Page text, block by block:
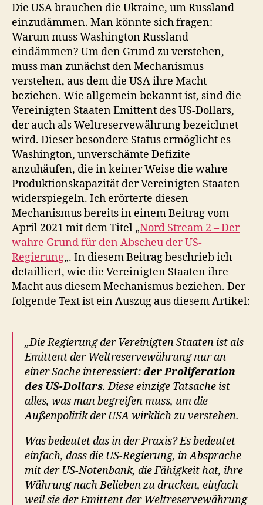
Die USA brauchen die Ukraine, um Russland
einzudämmen. Man könnte sich fragen:
Warum muss Washington Russland
eindämmen? Um den Grund zu verstehen,
muss man zunächst den Mechanismus
verstehen, aus dem die USA ihre Macht
beziehen. Wie allgemein bekannt ist, sind die
Vereinigten Staaten Emittent des US-Dollars,
der auch als Weltreservewährung bezeichnet
wird. Dieser besondere Status ermöglicht es
Washington, unverschämte Defizite
anzuhäufen, die in keiner Weise die wahre
Produktionskapazität der Vereinigten Staaten
widerspiegeln. Ich erörterte diesen
Mechanismus bereits in einem Beitrag vom
April 2021 mit dem Titel „Nord Stream 2 – Der
wahre Grund für den Abscheu der US-
Regierung„. In diesem Beitrag beschrieb ich
detailliert, wie die Vereinigten Staaten ihre
Macht aus diesem Mechanismus beziehen. Der
folgende Text ist ein Auszug aus diesem Artikel:
„Die Regierung der Vereinigten Staaten ist als
Emittent der Weltreservewährung nur an
einer Sache interessiert:der Proliferation
des US-Dollars. Diese einzige Tatsache ist
alles, was man begreifen muss, um die
Außenpolitik der USA wirklich zu verstehen.
Was bedeutet das in der Praxis? Es bedeutet
einfach, dass die US-Regierung, in Absprache
mit der US-Notenbank, die Fähigkeit hat, ihre
Währung nach Belieben zu drucken, einfach
weil sie der Emittent der Weltreservewährung